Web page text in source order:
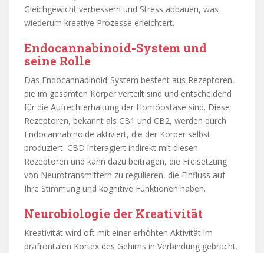
Gleichgewicht verbessern und Stress abbauen, was
wiederum kreative Prozesse erleichtert.
Endocannabinoid-System und
seine Rolle
Das Endocannabinoid-System besteht aus Rezeptoren,
die im gesamten Körper verteilt sind und entscheidend
für die Aufrechterhaltung der Homöostase sind. Diese
Rezeptoren, bekannt als CB1 und CB2, werden durch
Endocannabinoide aktiviert, die der Körper selbst
produziert. CBD interagiert indirekt mit diesen
Rezeptoren und kann dazu beitragen, die Freisetzung
von Neurotransmittern zu regulieren, die Einfluss auf
Ihre Stimmung und kognitive Funktionen haben.
Neurobiologie der Kreativität
Kreativität wird oft mit einer erhöhten Aktivität im
präfrontalen Kortex des Gehirns in Verbindung gebracht.